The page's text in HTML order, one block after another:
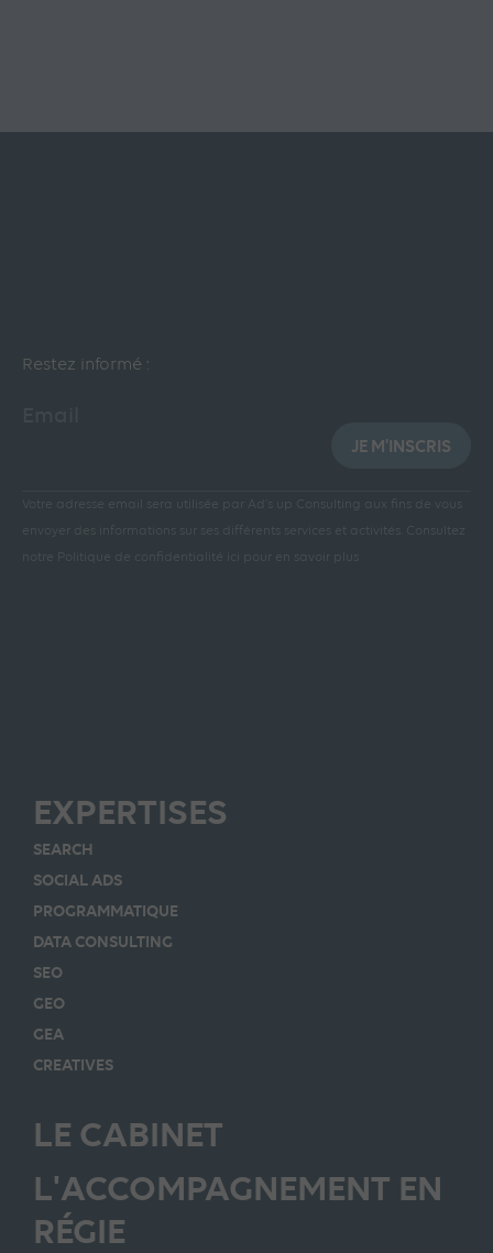
Restez informé :
JE M'INSCRIS
Votre adresse email sera utilisée par Ad’s up Consulting aux fins de vous
envoyer des informations sur ses différents services et activités.
Consultez
notre Politique de confidentialité ici pour en savoir plus
EXPERTISES
SEARCH
SOCIAL ADS
PROGRAMMATIQUE
DATA CONSULTING
SEO
GEO
GEA
CREATIVES
LE CABINET
L'ACCOMPAGNEMENT EN
RÉGIE